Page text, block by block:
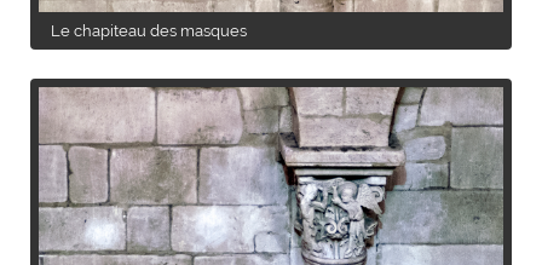
Le chapiteau des masques